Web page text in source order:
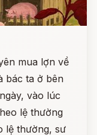
mua lợn về
bác ta ở bên
vào lúc
lệ thường
lệ thường, sư